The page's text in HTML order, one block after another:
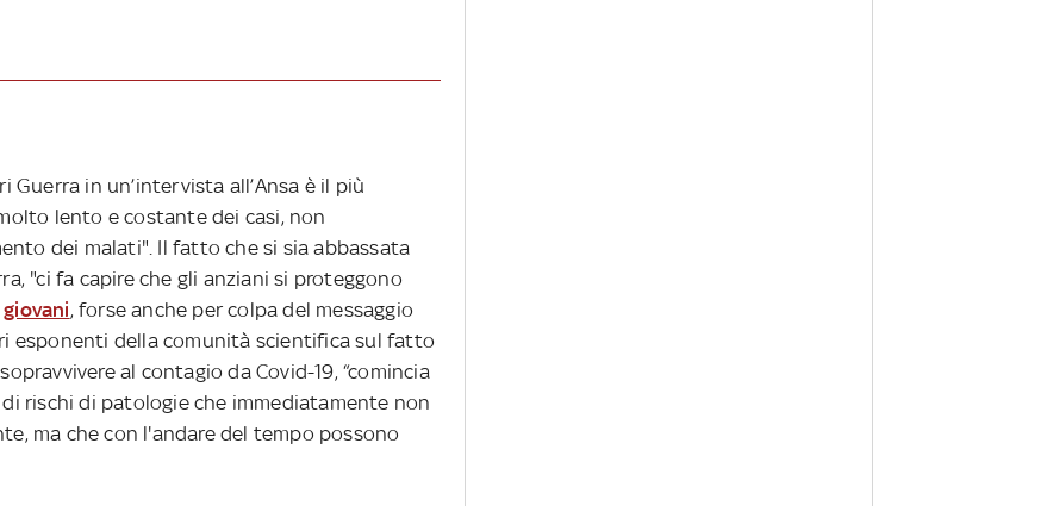
in un’intervista all’Ansa è il più
lento e costante dei casi, non
dei malati". Il fatto che si sia abbassata
"ci fa capire che gli anziani si proteggono
giovani, forse anche per colpa del messaggio
esponenti della comunità scientifica sul fatto
al contagio da Covid-19, “comincia
rischi di patologie che immediatamente non
ma che con l'andare del tempo possono